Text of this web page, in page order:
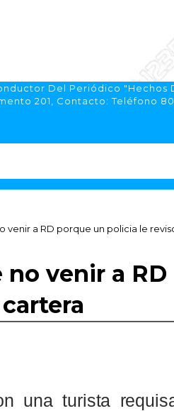
Del Periódico "Hechos
201, Contacto: Teléfono
venir a RD porque un policia le
venir a RD
una turista